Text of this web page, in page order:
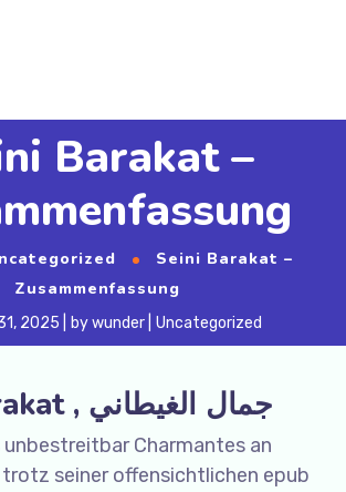
Barakat –
Seini Barakat –
Zusammenfassung
2025 bywunder Uncategorized
Seini Barakat , جمال الغيطاني
Charmantes an
seiner offensichtlichen epub